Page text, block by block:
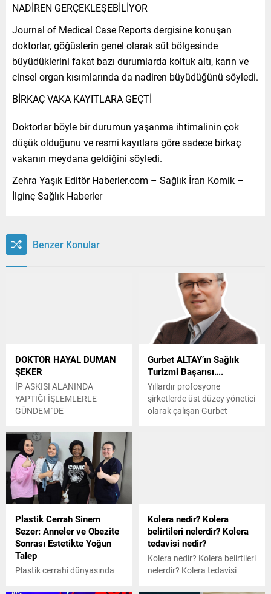
NADİREN GERÇEKLEŞEBİLİYOR
Journal of Medical Case Reports dergisine konuşan
doktorlar, göğüslerin genel olarak süt bölgesinde
büyüdüklerini fakat bazı durumlarda koltuk altı, karın ve
cinsel organ kısımlarında da nadiren büyüdüğünü söyledi.
BİRKAÇ VAKA KAYITLARA GEÇTİ
Doktorlar böyle bir durumun yaşanma ihtimalinin çok
düşük olduğunu ve resmi kayıtlara göre sadece birkaç
vakanın meydana geldiğini söyledi.
Zehra Yaşık Editör Haberler.com – Sağlık İran Komik –
İlginç Sağlık Haberler
Benzer Konular
DOKTOR HAYAL DUMAN
ŞEKER
İP ASKISI ALANINDA
YAPTIĞI İŞLEMLERLE
GÜNDEM`DE
Gurbet ALTAY’ın Sağlık
Turizmi Başarısı….
Yıllardır profosyone
şirketlerde üst düzey yönetici
olarak çalışan Gurbet
eşliğinde başarı hikayesini
kendi ağzından dinlemek
istedik.
Plastik Cerrah Sinem
Sezer: Anneler ve Obezite
Sonrası Estetikte Yoğun
Talep
Plastik cerrahi dünyasında
Kolera nedir? Kolera
belirtileri nelerdir? Kolera
tedavisi nedir?
Kolera nedir? Kolera belirtileri
nelerdir? Kolera tedavisi